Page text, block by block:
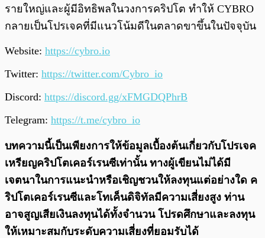
รายใหญ่และผู้มีอิทธิพลในวงการคริปโต ทำให้ CYBRO
กลายเป็นโปรเจคที่มีแนวโน้มดีในตลาดขาขึ้นในปัจจุบัน
Website: https://cybro.io
Twitter: https://twitter.com/Cybro_io
Discord: https://discord.gg/xFMGDQPhrB
Telegram: https://t.me/cybro_io
บทความนี้เป็นเพียงการให้ข้อมูลเบื้องต้นเกี่ยวกับโปรเจค
เหรียญคริปโตเคอร์เรนซีเท่านั้น ทางผู้เขียนไม่ได้มี
เจตนาในการแนะนำหรือเชิญชวนให้ลงทุนแต่อย่างใด ค
ริปโตเคอร์เรนซีและโทเค็นดิจิทัลมีความเสี่ยงสูง ท่าน
อาจสูญเสียเงินลงทุนได้ทั้งจํานวน โปรดศึกษาและลงทุน
ให้เหมาะสมกับระดับความเสี่ยงที่ยอมรับได้